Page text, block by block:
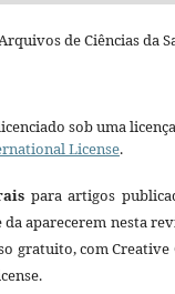
de Ciências da
sob uma licença
License.
para artigos
aparecerem nesta
gratuito, com